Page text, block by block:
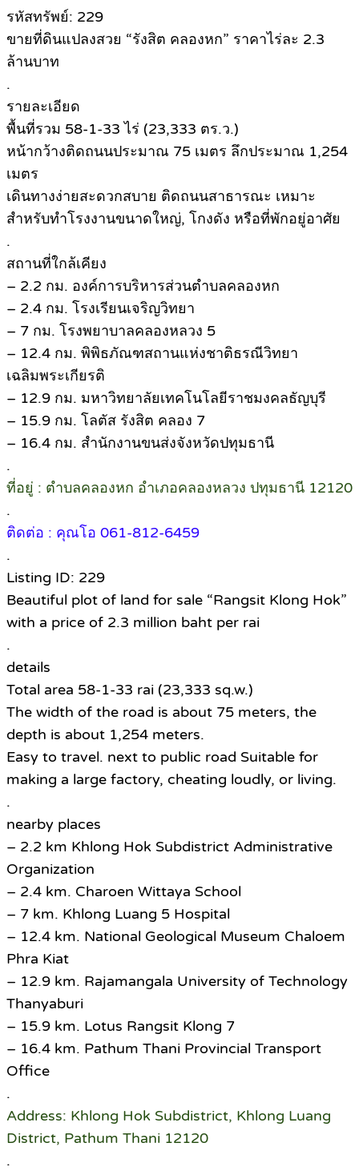
รหัสทรัพย์: 229
ขายที่ดินแปลงสวย “รังสิต คลองหก” ราคาไร่ละ 2.3
ล้านบาท
.
รายละเอียด
พื้นที่รวม 58-1-33 ไร่ (23,333 ตร.ว.)
หน้ากว้างติดถนนประมาณ 75 เมตร ลึกประมาณ 1,254
เมตร
เดินทางง่ายสะดวกสบาย ติดถนนสาธารณะ เหมาะ
สำหรับทำโรงงานขนาดใหญ่, โกงดัง หรือที่พักอยู่อาศัย
.
สถานที่ใกล้เคียง
– 2.2 กม. องค์การบริหารส่วนตำบลคลองหก
– 2.4 กม. โรงเรียนเจริญวิทยา
– 7 กม. โรงพยาบาลคลองหลวง 5
– 12.4 กม. พิพิธภัณฑสถานแห่งชาติธรณีวิทยา
เฉลิมพระเกียรติ
– 12.9 กม. มหาวิทยาลัยเทคโนโลยีราชมงคลธัญบุรี
– 15.9 กม. โลตัส รังสิต คลอง 7
– 16.4 กม. สำนักงานขนส่งจังหวัดปทุมธานี
.
ที่อยู่ : ตำบลคลองหก อำเภอคลองหลวง ปทุมธานี 12120
.
ติดต่อ : คุณโอ 061-812-6459
.
Listing ID: 229
Beautiful plot of land for sale “Rangsit Klong Hok”
with a price of 2.3 million baht per rai
.
details
Total area 58-1-33 rai (23,333 sq.w.)
The width of the road is about 75 meters, the
depth is about 1,254 meters.
Easy to travel. next to public road Suitable for
making a large factory, cheating loudly, or living.
.
nearby places
– 2.2 km Khlong Hok Subdistrict Administrative
Organization
– 2.4 km. Charoen Wittaya School
– 7 km. Khlong Luang 5 Hospital
– 12.4 km. National Geological Museum Chaloem
Phra Kiat
– 12.9 km. Rajamangala University of Technology
Thanyaburi
– 15.9 km. Lotus Rangsit Klong 7
– 16.4 km. Pathum Thani Provincial Transport
Office
.
Address: Khlong Hok Subdistrict, Khlong Luang
District, Pathum Thani 12120
.